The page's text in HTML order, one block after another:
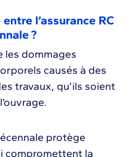
l’assurance RC
?
les dommages
causés à des
travaux, qu’ils soient
protège
compromettent la